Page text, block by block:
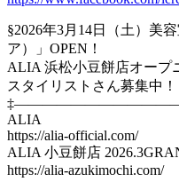
§2026年3月14日（土）美
ア）」OPEN！
ALIA 浜松小豆餅店オープ
スタイリストさん募集中！
ALIA
https://alia-official.com/
ALIA 小豆餅店
https://alia-azukimochi.com/